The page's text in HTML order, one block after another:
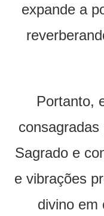
expande a
Portanto,
Sagrado e
e vibrações
divino em